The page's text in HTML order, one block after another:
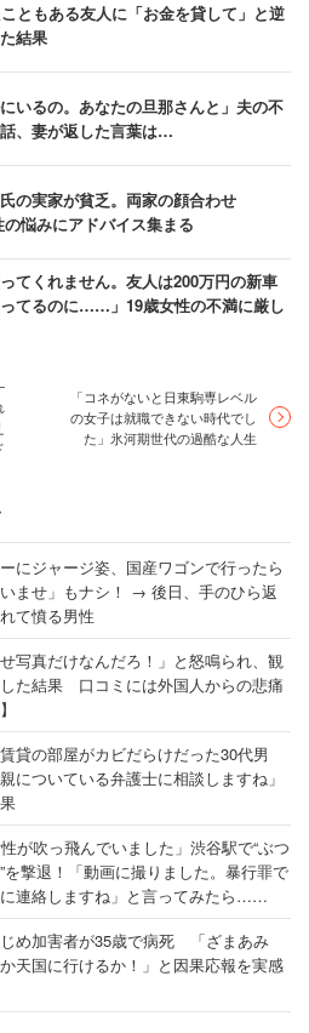
ともある友人に「お金を貸して」と逆
結果
にいるの。あなたの旦那さんと」夫の不
、妻が返した言葉は…
氏の実家が貧乏。両家の顔合わせ
悩みにアドバイス集まる
ってくれません。友人は200万円の新車
てるのに……」19歳女性の不満に厳し
「コネがないと日東駒専レベル
の女子は就職できない時代でし
た」氷河期世代の過酷な人生
にジャージ姿、国産ワゴンで行ったら
いませ」もナシ！ → 後日、手のひら返
て憤る男性
写真だけなんだろ！」と怒鳴られ、観
た結果 口コミには外国人からの悲痛
貸の部屋がカビだらけだった30代男
についている弁護士に相談しますね」
性が吹っ飛んでいました」渋谷駅で“ぶつ
を撃退！「動画に撮りました。暴行罪で
連絡しますね」と言ってみたら……
め加害者が35歳で病死 「ざまあみ
天国に行けるか！」と因果応報を実感